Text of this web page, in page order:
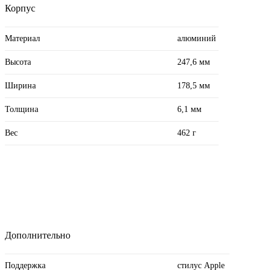
Корпус
Материал алюминий
Высота 247,6 мм
Ширина 178,5 мм
Толщина 6,1 мм
Вес 462 г
Дополнительно
Поддержка
стилус Apple